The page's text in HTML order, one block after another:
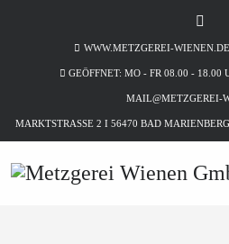
WWW.METZGEREI-WIENEN.DE
GEÖFFNET: MO - FR 08.00 - 18.00
MAIL@METZGEREI-
MARKTSTRASSE 2 I 56470 BAD MARIENBERG